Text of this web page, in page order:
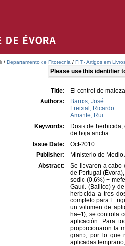
/ Departamento de Fitotecnia / FIT - Artigos em
Please use this identifier
Title:
El control de
Authors:
Barros, José
Freixial, Ricardo
Amante, Rui
Keywords:
Dosis de
de hoja ancha
Issue Date:
Oct-2010
Publisher:
Ministerio de
Abstract:
Se llevaron a cabo
de Portugal
sodio (0,6%) +
Gaud. (Ballico) y
herbicida a tres
completo para L.
un volumen de
ha–1), se controla
aplicación. Para
proporcionaron la
grano, por lo que
aplicadas